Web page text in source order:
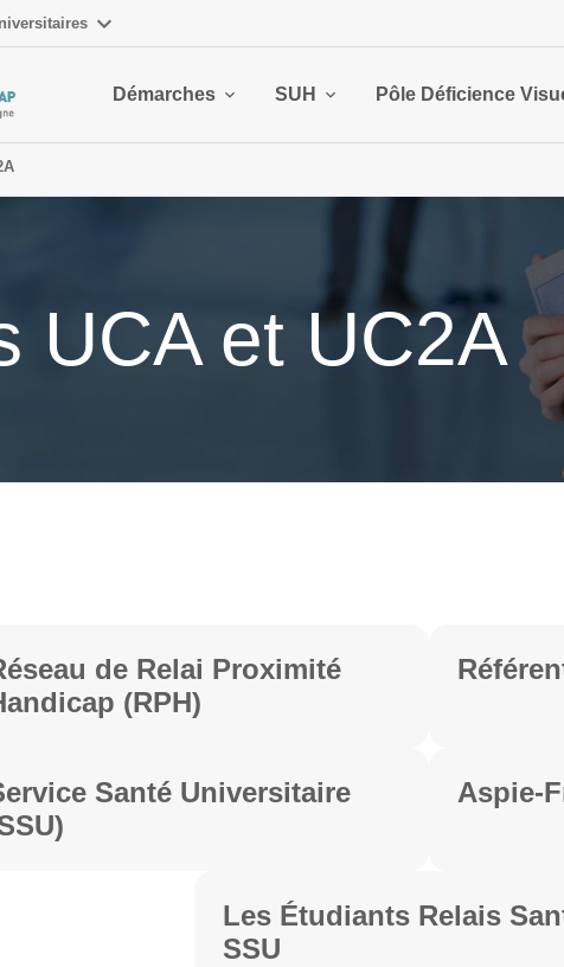
Démarches SUH Pôle Déficience
UCA et UC2A
de Relai Proximité
(RPH)
Santé Universitaire
Aspie-
Les Étudiants Relais
SSU